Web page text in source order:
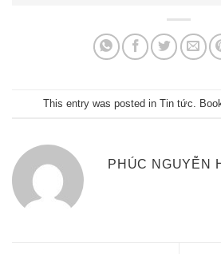
This entry was posted in Tin tức .
PHÚC NGUYỄN